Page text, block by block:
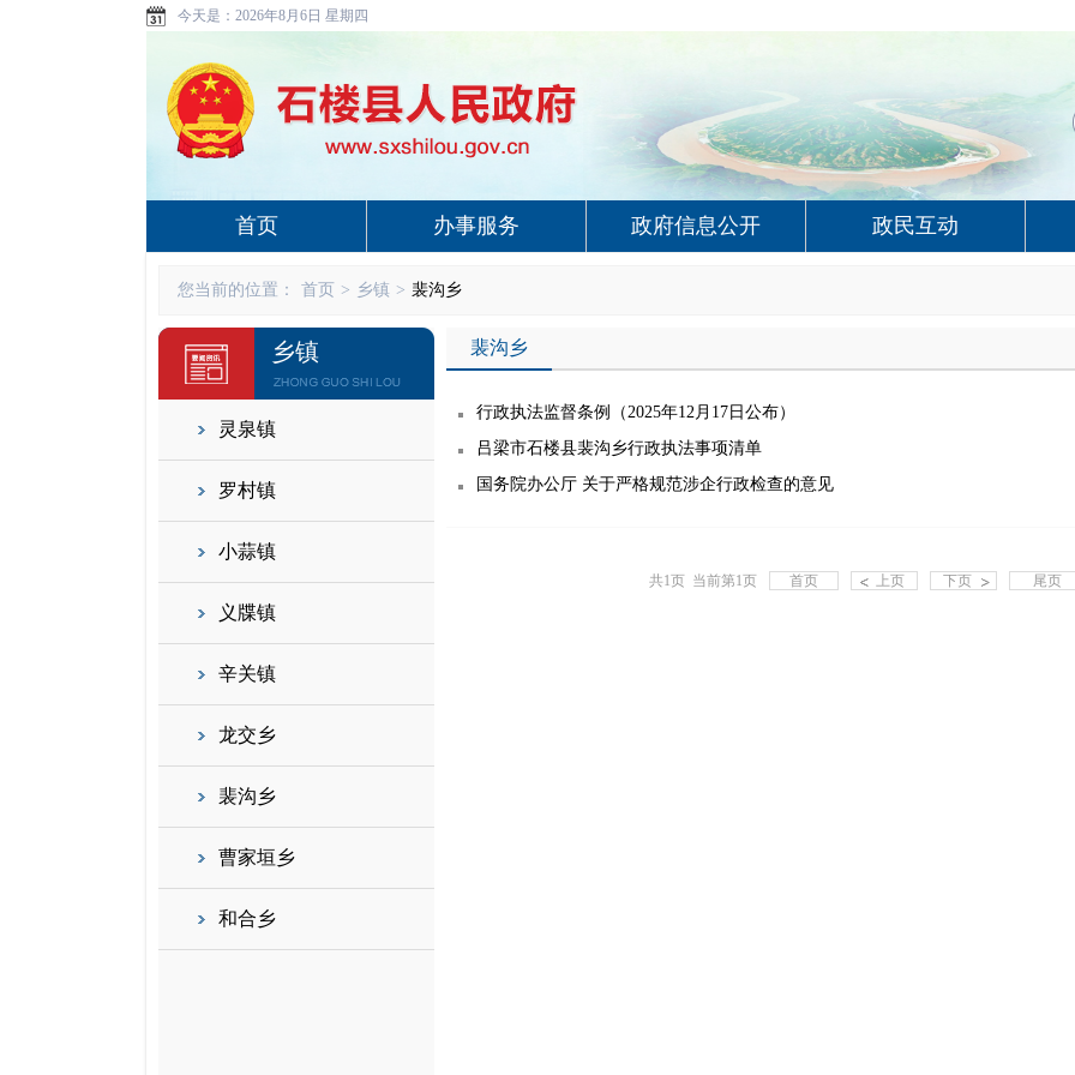
今天是： 2026年8月6日 星期四
首页 办事服务 政府信息公开 政民互动
您当前的位置： 首页 > 乡镇 > 裴沟乡
乡镇
灵泉镇
罗村镇
小蒜镇
义牒镇
辛关镇
龙交乡
裴沟乡
曹家垣乡
和合乡
裴沟乡
行政执法监督条例（2025年12月17日公布）
吕梁市石楼县裴沟乡行政执法事项清单
国务院办公厅 关于严格规范涉企行政检查的意见
共1页 当前第1页 首页 上页 下页 尾页